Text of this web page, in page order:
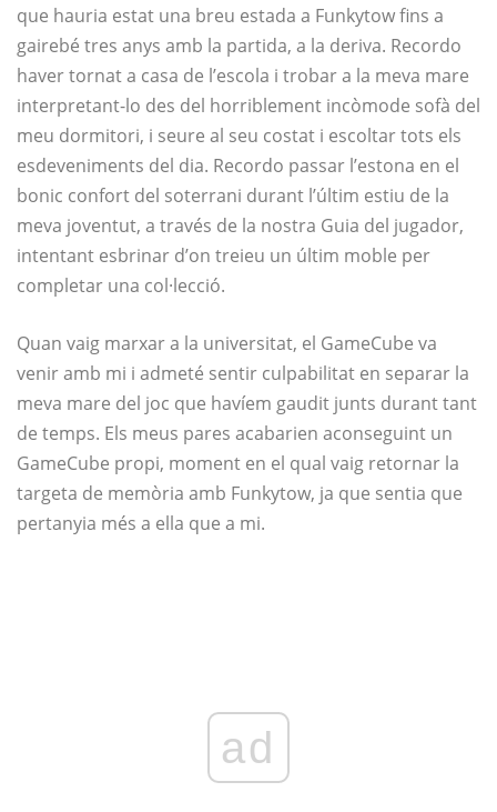
que hauria estat una breu estada a Funkytow fins a
gairebé tres anys amb la partida, a la deriva. Recordo
haver tornat a casa de l’escola i trobar a la meva mare
interpretant-lo des del horriblement incòmode sofà del
meu dormitori, i seure al seu costat i escoltar tots els
esdeveniments del dia. Recordo passar l’estona en el
bonic confort del soterrani durant l’últim estiu de la
meva joventut, a través de la nostra Guia del jugador,
intentant esbrinar d’on treieu un últim moble per
completar una col·lecció.
Quan vaig marxar a la universitat, el GameCube va
venir amb mi i admeté sentir culpabilitat en separar la
meva mare del joc que havíem gaudit junts durant tant
de temps. Els meus pares acabarien aconseguint un
GameCube propi, moment en el qual vaig retornar la
targeta de memòria amb Funkytow, ja que sentia que
pertanyia més a ella que a mi.
ad